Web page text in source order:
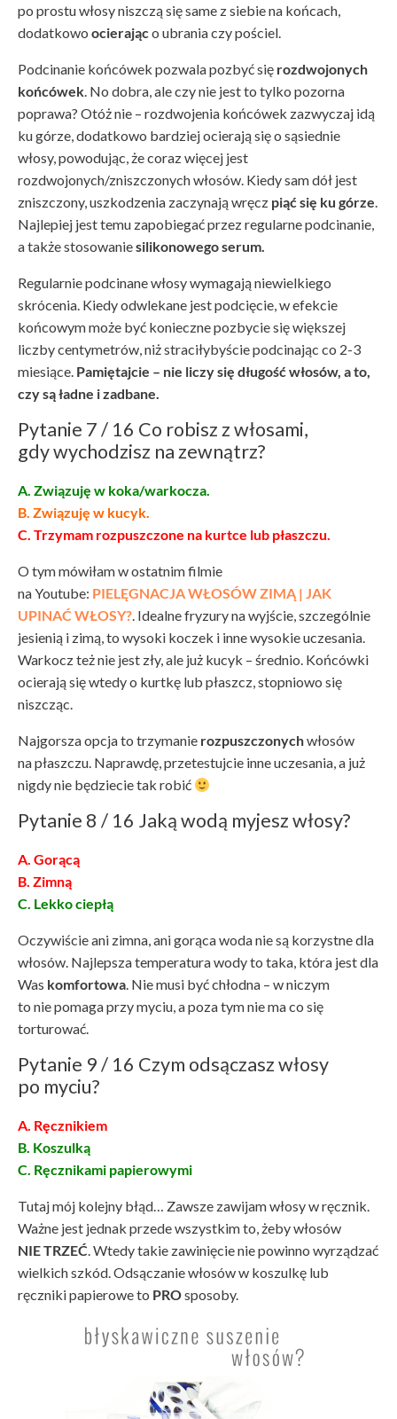
po prostu włosy niszczą się same z siebie na końcach,
dodatkowo ocierająco ubrania czy pościel.
Podcinanie końcówek pozwala pozbyć się rozdwojonych
końcówek. No dobra, ale czy nie jest to tylko pozorna
poprawa? Otóż nie – rozdwojenia końcówek zazwyczaj idą
ku górze, dodatkowo bardziej ocierają się o sąsiednie
włosy, powodując, że coraz więcej jest
rozdwojonych/zniszczonych włosów. Kiedy sam dół jest
zniszczony, uszkodzenia zaczynają wręcz piąć się ku górze.
Najlepiej jest temu zapobiegać przez regularne podcinanie,
a także stosowaniesilikonowego serum.
Regularnie podcinane włosy wymagają niewielkiego
skrócenia. Kiedy odwlekane jest podcięcie, w efekcie
końcowym może być konieczne pozbycie się większej
liczby centymetrów, niż straciłybyście podcinając co 2-3
miesiące. Pamiętajcie – nie liczy się długość włosów, a to,
czy są ładne i zadbane.
Pytanie 7 / 16 Co robisz z włosami,
gdy wychodzisz na zewnątrz?
A. Związuję w koka/warkocza.
B. Związuję w kucyk.
C. Trzymam rozpuszczone na kurtce lub płaszczu.
O tym mówiłam w ostatnim filmie
na Youtube: PIELĘGNACJA WŁOSÓW ZIMĄ | JAK
UPINAĆ WŁOSY?. Idealne fryzury na wyjście, szczególnie
jesienią i zimą, to wysoki koczek i inne wysokie uczesania.
Warkocz też nie jest zły, ale już kucyk – średnio. Końcówki
ocierają się wtedy o kurtkę lub płaszcz, stopniowo się
niszcząc.
Najgorsza opcja to trzymanie rozpuszczonychwłosów
na płaszczu. Naprawdę, przetestujcie inne uczesania, a już
nigdy nie będziecie tak robić
Pytanie 8 / 16 Jaką wodą myjesz włosy?
A. Gorącą
B. Zimną
C. Lekko ciepłą
Oczywiście ani zimna, ani gorąca woda nie są korzystne dla
włosów. Najlepsza temperatura wody to taka, która jest dla
Was komfortowa. Nie musi być chłodna – w niczym
to nie pomaga przy myciu, a poza tym nie ma co się
torturować.
Pytanie 9 / 16 Czym odsączasz włosy
po myciu?
A. Ręcznikiem
B. Koszulką
C. Ręcznikami papierowymi
Tutaj mój kolejny błąd… Zawsze zawijam włosy w ręcznik.
Ważne jest jednak przede wszystkim to, żeby włosów
NIE TRZEĆ. Wtedy takie zawinięcie nie powinno wyrządzać
wielkich szkód. Odsączanie włosów w koszulkę lub
ręczniki papierowe to PROsposoby.